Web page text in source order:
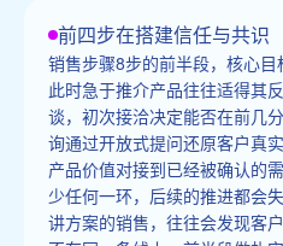
前四步在搭建信任与共识
销售步骤8步的前半段，核心目
此时急于推介产品往往适得其
谈，初次接洽决定能否在前几
询通过开放式提问还原客户真
产品价值对接到已经被确认的
少任何一环，后续的推进都会
讲方案的销售，往往会发现客